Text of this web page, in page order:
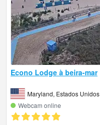
Econo Lodge à beira-mar
Maryland, Estados Unidos
Webcam online